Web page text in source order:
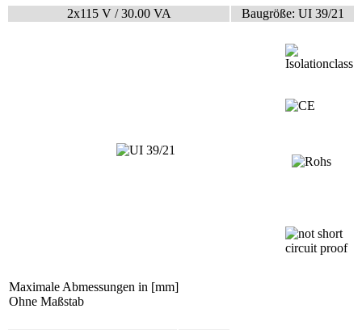
2x115 V / 30.00 VA Baugröße: UI 39/21
Maximale Abmessungen in [mm]
Ohne Maßstab